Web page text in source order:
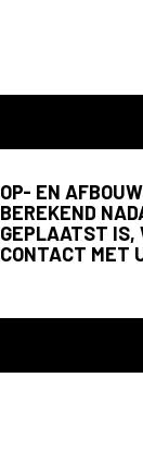
OP- EN
BEREKEND
GEPLAATST IS,
CONTACT MET